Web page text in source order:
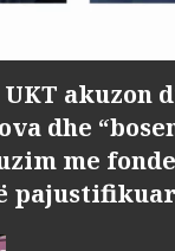
UKT akuzon
dhe
me
pajustifikuar